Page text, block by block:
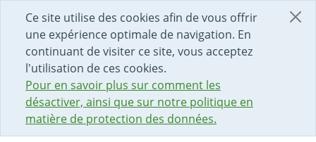
Ce site utilise des cookies afin de vous offrir
une expérience optimale de navigation. En
continuant de visiter ce site, vous acceptez
l'utilisation de ces cookies.
Pour en savoir plus sur comment les
désactiver, ainsi que sur notre politique en
matière de protection des données.
DÉBUT DU CONTENU DE LA PAGE
ACCÈS AU CHAMP DE RECHERCHE
PAGE D'ACCUEIL
FORMULAIRE DE CONTACT